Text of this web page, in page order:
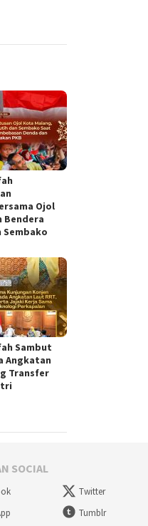
Ojol
Bendera
Sembako
Sambut
Angkatan
Transfer
SOCIAL
Twitter
Tumblr